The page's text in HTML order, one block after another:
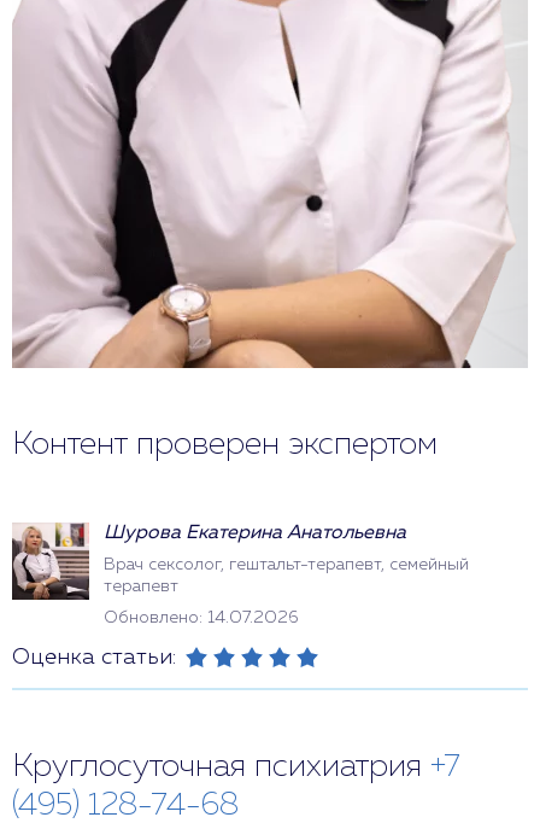
Контент проверен экспертом
Шурова Екатерина Анатольевна
Врач сексолог, гештальт-терапевт, семейный
терапевт
Обновлено: 14.07.2026
Оценка статьи:
Круглосуточная психиатрия +7
(495) 128-74-68